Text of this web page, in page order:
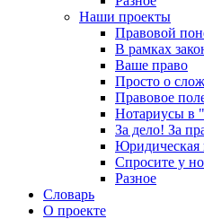
Наши проекты
Правовой
В рамках
Ваше право
Просто о
Правовое
Нотариусы в
За дело! За
Юридическая
Спросите у
Разное
Словарь
О проекте